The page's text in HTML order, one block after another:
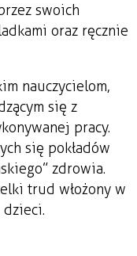
swoich
oraz ręcznie
nauczycielom,
się z
pracy.
się pokładów
zdrowia.
trud włożony w
dzieci.